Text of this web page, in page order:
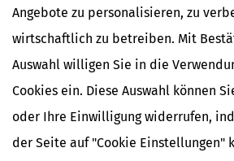
Angebote zu personalisieren, zu
wirtschaftlich zu betreiben. Mit
Auswahl willigen Sie in die
Cookies ein. Diese Auswahl können
oder Ihre Einwilligung widerrufen,
der Seite auf "Cookie Einstellungen"